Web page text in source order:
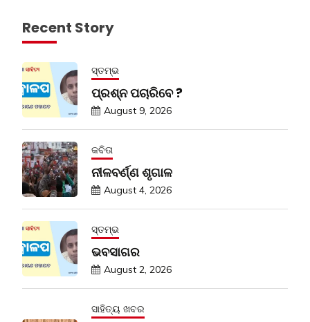
Recent Story
ସ୍ତମ୍ଭ
ପ୍ରଶ୍ନ ପଚାରିବେ ?
August 9, 2026
କବିତା
ନୀଳବର୍ଣ୍ଣ ଶୃଗାଳ
August 4, 2026
ସ୍ତମ୍ଭ
ଭବସାଗର
August 2, 2026
ସାହିତ୍ୟ ଖବର